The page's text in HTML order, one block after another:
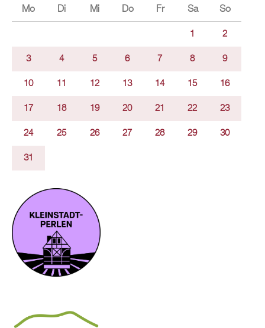
Mo Di Mi Do Fr Sa So
1 2
3 4 5 6 7 8 9
10 11 12 13 14 15 16
17 18 19 20 21 22 23
24 25 26 27 28 29 30
31